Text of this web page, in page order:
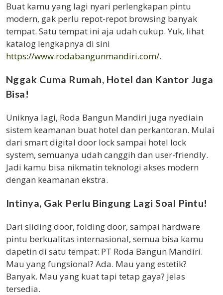
Buat kamu yang lagi nyari perlengkapan pintu
modern, gak perlu repot-repot browsing banyak
tempat. Satu tempat ini aja udah cukup. Yuk, lihat
katalog lengkapnya di sini
https://www.rodabangunmandiri.com/.
Nggak Cuma Rumah, Hotel dan Kantor Juga
Bisa!
Uniknya lagi, Roda Bangun Mandiri juga nyediain
sistem keamanan buat hotel dan perkantoran. Mulai
dari smart digital door lock sampai hotel lock
system, semuanya udah canggih dan user-friendly.
Jadi kamu bisa nikmatin teknologi akses modern
dengan keamanan ekstra.
Intinya, Gak Perlu Bingung Lagi Soal Pintu!
Dari sliding door, folding door, sampai hardware
pintu berkualitas internasional, semua bisa kamu
dapetin di satu tempat: PT Roda Bangun Mandiri.
Mau yang fungsional? Ada. Mau yang estetik?
Banyak. Mau yang kuat tapi tetap gaya? Jelas
tersedia.